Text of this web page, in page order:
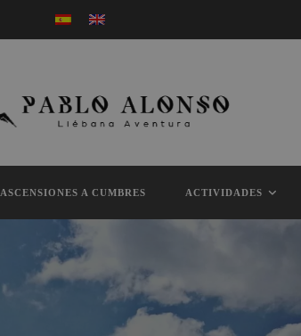
ASCENSIONES A CUMBRES ACTIVIDADES